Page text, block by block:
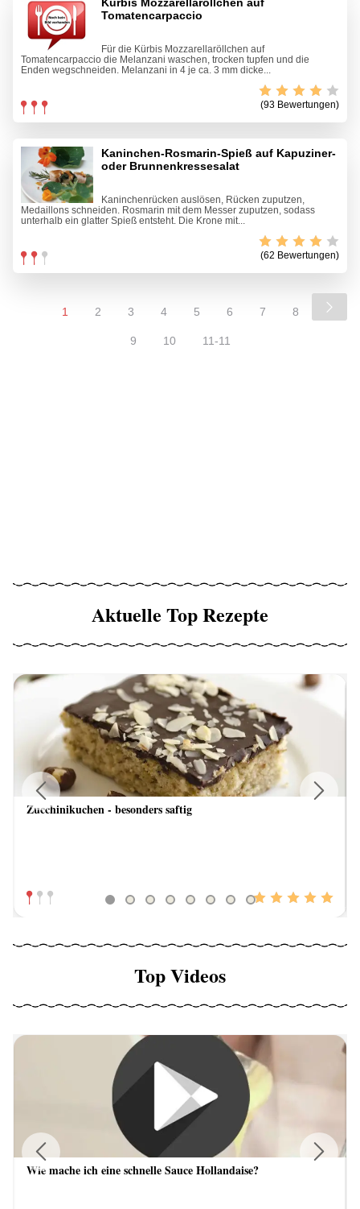
Kürbis Mozzarellaröllchen auf
Tomatencarpaccio
Für die Kürbis Mozzarellaröllchen auf
Tomatencarpaccio die Melanzani waschen, trocken tupfen und die
Enden wegschneiden. Melanzani in 4 je ca. 3 mm dicke...
(93 Bewertungen)
Kaninchen-Rosmarin-Spieß auf Kapuziner-
oder Brunnenkressesalat
Kaninchenrücken auslösen, Rücken zuputzen,
Medaillons schneiden. Rosmarin mit dem Messer zuputzen, sodass
unterhalb ein glatter Spieß entsteht. Die Krone mit...
(62 Bewertungen)
1 2 3 4 5 6 7 8
9 10 11-11
Aktuelle Top Rezepte
Zucchinikuchen - besonders saftig
Previous
Top Videos
Wie mache ich eine schnelle Sauce Hollandaise?
Previous